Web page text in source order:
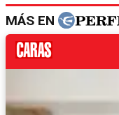
MÁS EN